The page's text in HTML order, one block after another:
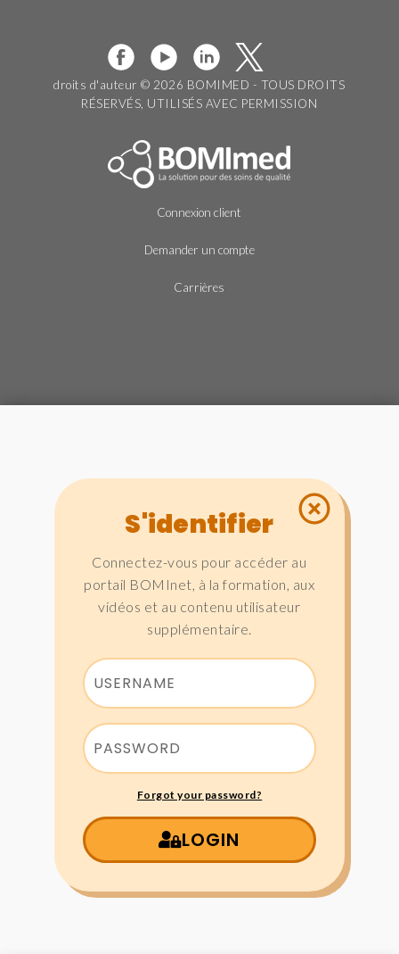
droits d'auteur © 2026 BOMIMED - TOUS DROITS
RÉSERVÉS, UTILISÉS AVEC PERMISSION
Connexion client
Demander un compte
Carrières
S'identifier
Connectez-vous pour accéder au
portail BOMInet, à la formation, aux
vidéos et au contenu utilisateur
supplémentaire.
Forgot your password?
LOGIN